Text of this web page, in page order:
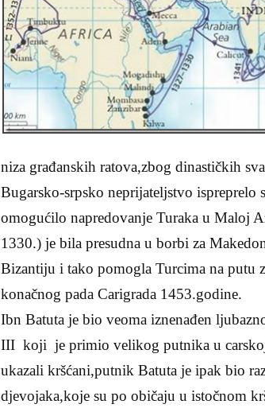
niza građanskih ratova,zbog dinastičkih
Bugarsko-srpsko neprijateljstvo ispreprelo
omogućilo napredovanje Turaka u Maloj
1330.) je bila presudna u borbi za
Bizantiju i tako pomogla Turcima na putu
konačnog pada Carigrada 1453.godine.
Ibn Batuta je bio veoma iznenađen
III koji je primio velikog putnika u
ukazali kršćani,putnik Batuta je ipak bio
djevojaka,koje su po običaju u istočnom